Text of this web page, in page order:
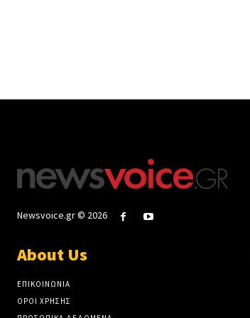
Newsvoice.gr © 2026
About Us
ΕΠΙΚΟΙΝΩΝΙΑ
ΟΡΟΙ ΧΡΗΣΗΣ